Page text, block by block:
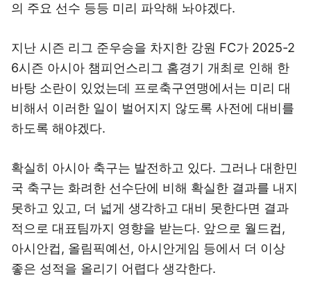
의 주요 선수 등등 미리 파악해 놔야겠다.
지난 시즌 리그 준우승을 차지한 강원 FC가 2025-2
6시즌 아시아 챔피언스리그 홈경기 개최로 인해 한
바탕 소란이 있었는데 프로축구연맹에서는 미리 대
비해서 이러한 일이 벌어지지 않도록 사전에 대비를
하도록 해야겠다.
확실히 아시아 축구는 발전하고 있다. 그러나 대한민
국 축구는 화려한 선수단에 비해 확실한 결과를 내지
못하고 있고, 더 넓게 생각하고 대비 못한다면 결과
적으로 대표팀까지 영향을 받는다. 앞으로 월드컵,
아시안컵, 올림픽예선, 아시안게임 등에서 더 이상
좋은 성적을 올리기 어렵다 생각한다.